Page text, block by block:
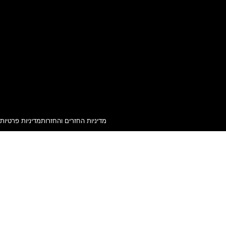
מדיניות החזרים והחזרותמדיניות פרטיות